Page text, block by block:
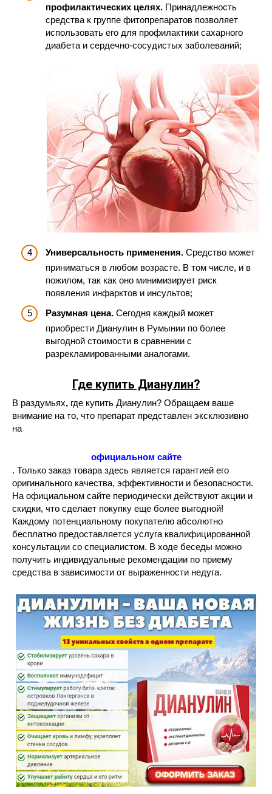
профилактических целях. Принадлежность
средства к группе фитопрепаратов позволяет
использовать его для профилактики сахарного
диабета и сердечно-сосудистых заболеваний;
Универсальность применения. Средство может
приниматься в любом возрасте. В том числе, и в
пожилом, так как оно минимизирует риск
появления инфарктов и инсультов;
Разумная цена. Сегодня каждый может
приобрести Дианулин в Румынии по более
выгодной стоимости в сравнении с
разрекламированными аналогами.
Где купить Дианулин?
В раздумьях, где купить Дианулин? Обращаем ваше
внимание на то, что препарат представлен эксклюзивно
на
официальном сайте
. Только заказ товара здесь является гарантией его
оригинального качества, эффективности и безопасности.
На официальном сайте периодически действуют акции и
скидки, что сделает покупку еще более выгодной!
Каждому потенциальному покупателю абсолютно
бесплатно предоставляется услуга квалифицированной
консультации со специалистом. В ходе беседы можно
получить индивидуальные рекомендации по приему
средства в зависимости от выраженности недуга.